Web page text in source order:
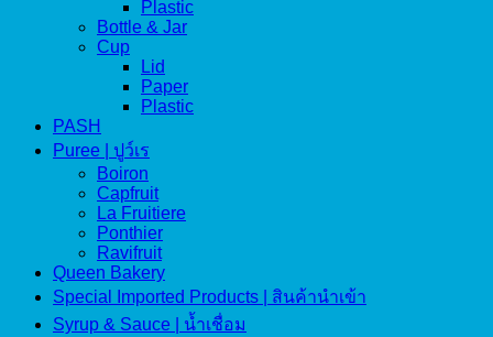
Plastic
Bottle & Jar
Cup
Lid
Paper
Plastic
PASH
Puree | ปูว์เร
Boiron
Capfruit
La Fruitiere
Ponthier
Ravifruit
Queen Bakery
Special Imported Products | สินค้านำเข้า
Syrup & Sauce | น้ำเชื่อม